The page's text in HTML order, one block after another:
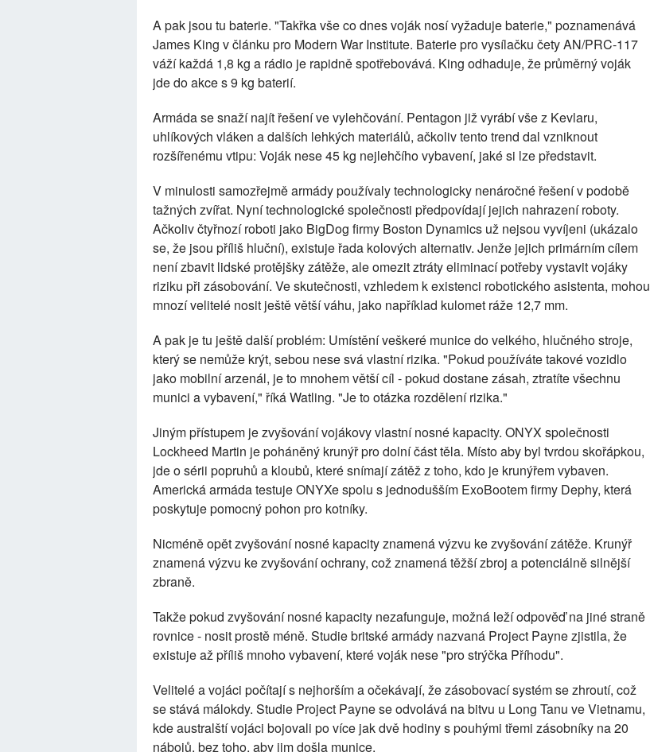
A pak jsou tu baterie. "Takřka vše co dnes voják nosí vyžaduje baterie," poznamenává
James King v článku pro Modern War Institute. Baterie pro vysílačku čety AN/PRC-117
váží každá 1,8 kg a rádio je rapidně spotřebovává. King odhaduje, že průměrný voják
jde do akce s 9 kg baterií.
Armáda se snaží najít řešení ve vylehčování. Pentagon již vyrábí vše z Kevlaru,
uhlíkových vláken a dalších lehkých materiálů, ačkoliv tento trend dal vzniknout
rozšířenému vtipu: Voják nese 45 kg nejlehčího vybavení, jaké si lze představit.
V minulosti samozřejmě armády používaly technologicky nenáročné řešení v podobě
tažných zvířat. Nyní technologické společnosti předpovídají jejich nahrazení roboty.
Ačkoliv čtyřnozí roboti jako BigDog firmy Boston Dynamics už nejsou vyvíjeni (ukázalo
se, že jsou příliš hluční), existuje řada kolových alternativ. Jenže jejich primárním cílem
není zbavit lidské protějšky zátěže, ale omezit ztráty eliminací potřeby vystavit vojáky
riziku při zásobování. Ve skutečnosti, vzhledem k existenci robotického asistenta, mohou
mnozí velitelé nosit ještě větší váhu, jako například kulomet ráže 12,7 mm.
A pak je tu ještě další problém: Umístění veškeré munice do velkého, hlučného stroje,
který se nemůže krýt, sebou nese svá vlastní rizika. "Pokud používáte takové vozidlo
jako mobilní arzenál, je to mnohem větší cíl - pokud dostane zásah, ztratíte všechnu
munici a vybavení," říká Watling. "Je to otázka rozdělení rizika."
Jiným přístupem je zvyšování vojákovy vlastní nosné kapacity. ONYX společnosti
Lockheed Martin je poháněný krunýř pro dolní část těla. Místo aby byl tvrdou skořápkou,
jde o sérii popruhů a kloubů, které snímají zátěž z toho, kdo je krunýřem vybaven.
Americká armáda testuje ONYXe spolu s jednodušším ExoBootem firmy Dephy, která
poskytuje pomocný pohon pro kotníky.
Nicméně opět zvyšování nosné kapacity znamená výzvu ke zvyšování zátěže. Krunýř
znamená výzvu ke zvyšování ochrany, což znamená těžší zbroj a potenciálně silnější
zbraně.
Takže pokud zvyšování nosné kapacity nezafunguje, možná leží odpověď na jiné straně
rovnice - nosit prostě méně. Studie britské armády nazvaná Project Payne zjistila, že
existuje až příliš mnoho vybavení, které voják nese "pro strýčka Příhodu".
Velitelé a vojáci počítají s nejhorším a očekávají, že zásobovací systém se zhroutí, což
se stává málokdy. Studie Project Payne se odvolává na bitvu u Long Tanu ve Vietnamu,
kde australští vojáci bojovali po více jak dvě hodiny s pouhými třemi zásobníky na 20
nábojů, bez toho, aby jim došla munice.